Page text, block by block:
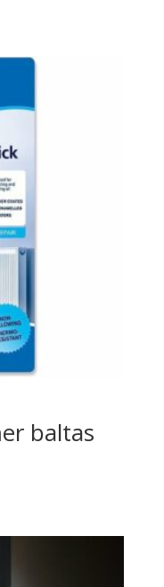
baltas